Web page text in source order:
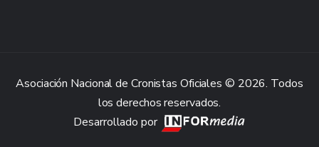
Asociación Nacional de Cronistas Oficiales © 2026. Todos
los derechos reservados.
Desarrollado por